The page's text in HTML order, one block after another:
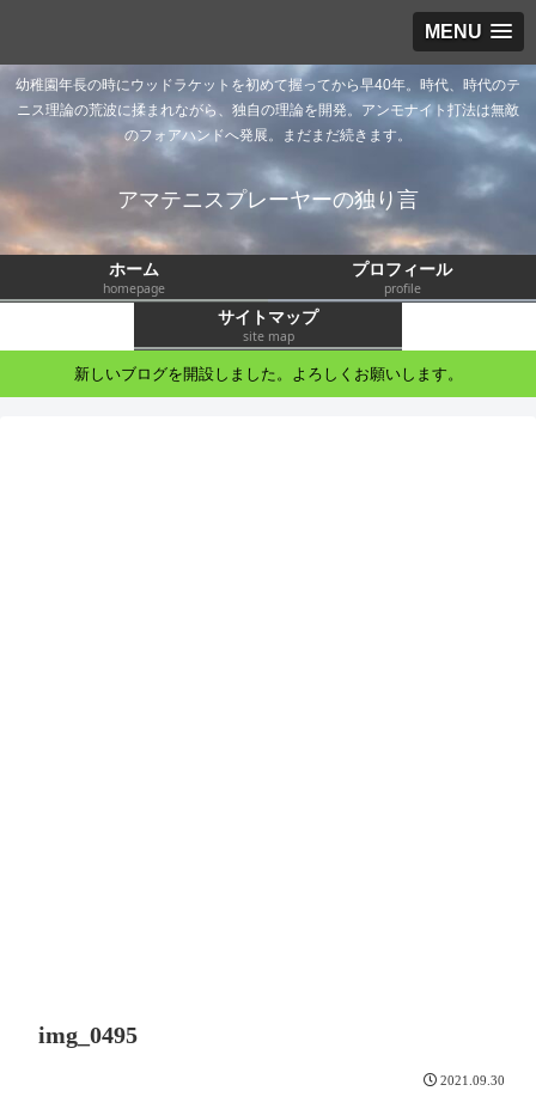
MENU
幼稚園年長の時にウッドラケットを初めて握ってから早40年。時代、時代のテ
ニス理論の荒波に揉まれながら、独自の理論を開発。アンモナイト打法は無敵
のフォアハンドへ発展。まだまだ続きます。
アマテニスプレーヤーの独り言
ホーム
homepage
プロフィール
profile
サイトマップ
site map
新しいブログを開設しました。よろしくお願いします。
img_0495
2021.09.30